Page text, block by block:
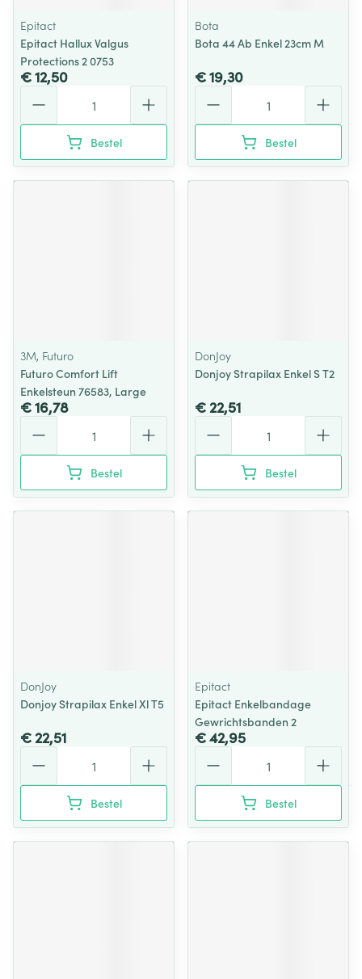
Epitact
Epitact Hallux Valgus
Protections 2 0753
€ 12,50
Bestel
Bota
Bota 44 Ab Enkel 23cm M
€ 19,30
Bestel
3M, Futuro
Futuro Comfort Lift
Enkelsteun 76583, Large
€ 16,78
Bestel
DonJoy
Donjoy Strapilax Enkel S T2
€ 22,51
Bestel
DonJoy
Donjoy Strapilax Enkel Xl T5
€ 22,51
Bestel
Epitact
Epitact Enkelbandage
Gewrichtsbanden 2
€ 42,95
Bestel